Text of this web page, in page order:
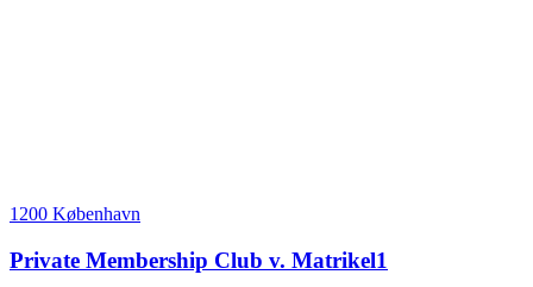
1200 København
Private Membership Club v. Matrikel1